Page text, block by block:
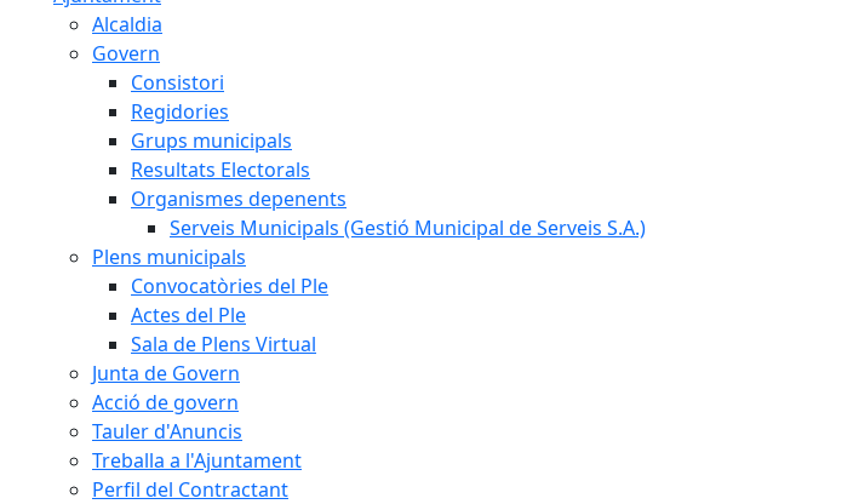
Alcaldia
Govern
Consistori
Regidories
Grups municipals
Resultats Electorals
Organismes depenents
Serveis Municipals (Gestió Municipal de Serveis S.A.)
Plens municipals
Convocatòries del Ple
Actes del Ple
Sala de Plens Virtual
Junta de Govern
Acció de govern
Tauler d'Anuncis
Treballa a l'Ajuntament
Perfil del Contractant